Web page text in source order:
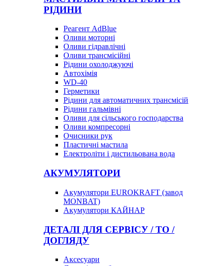
РІДИНИ
Реагент AdBlue
Оливи моторні
Оливи гідравлічні
Оливи трансмісійні
Рідини охолоджуючі
Автохімія
WD-40
Герметики
Рідини для автоматичних трансмісій
Рідини гальмівні
Оливи для сільського господарства
Оливи компресорні
Очисники рук
Пластичні мастила
Електроліти і дистильована вода
АКУМУЛЯТОРИ
Акумулятори EUROKRAFT (завод
MONBAT)
Акумулятори КАЙНАР
ДЕТАЛІ ДЛЯ СЕРВІСУ / ТО /
ДОГЛЯДУ
Аксесуари